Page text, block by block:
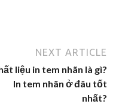
NEXT ARTICLE
liệu in tem nhãn là gì?
In tem nhãn ở đâu tốt
nhất?